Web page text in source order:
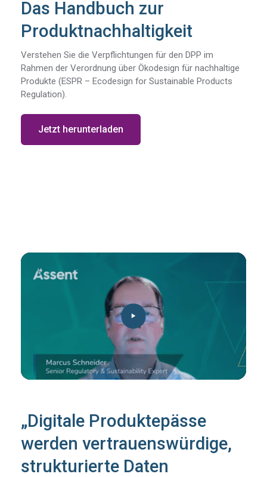
Das Handbuch zur
Produktnachhaltigkeit
Verstehen Sie die Verpflichtungen für den DPP im
Rahmen der Verordnung über Ökodesign für nachhaltige
Produkte (ESPR – Ecodesign for Sustainable Products
Regulation).
Jetzt herunterladen
„Digitale Produktepässe
werden vertrauenswürdige,
strukturierte Daten